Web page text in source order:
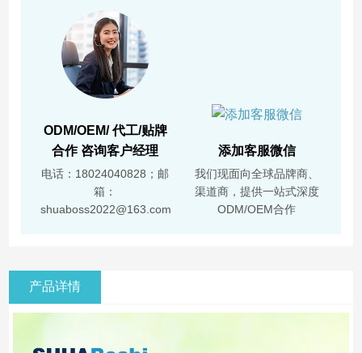
ODM/OEM/ 代工/贴牌
合作 咨询客户经理
电话：18024040828；邮
箱：
shuaboss2022@163.com
添加客服微信
我们现面向全球品牌商、
渠道商，提供一站式深度
ODM/OEM合作
产品详情